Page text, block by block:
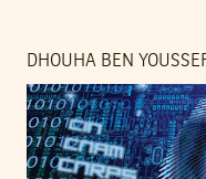
DHOUHA BEN